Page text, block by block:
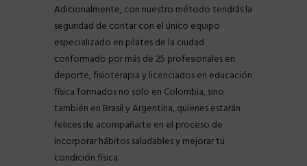
Adicionalmente, con nuestro método tendrás la
seguridad de contar con el único equipo
especializado en pilates de la ciudad
conformado por más de 25 profesionales en
deporte, fisioterapia y licenciados en educación
física formados no solo en Colombia, sino
también en Brasil y Argentina, quienes estarán
felices de acompañarte en el proceso de
incorporar hábitos saludables y mejorar tu
condición física.